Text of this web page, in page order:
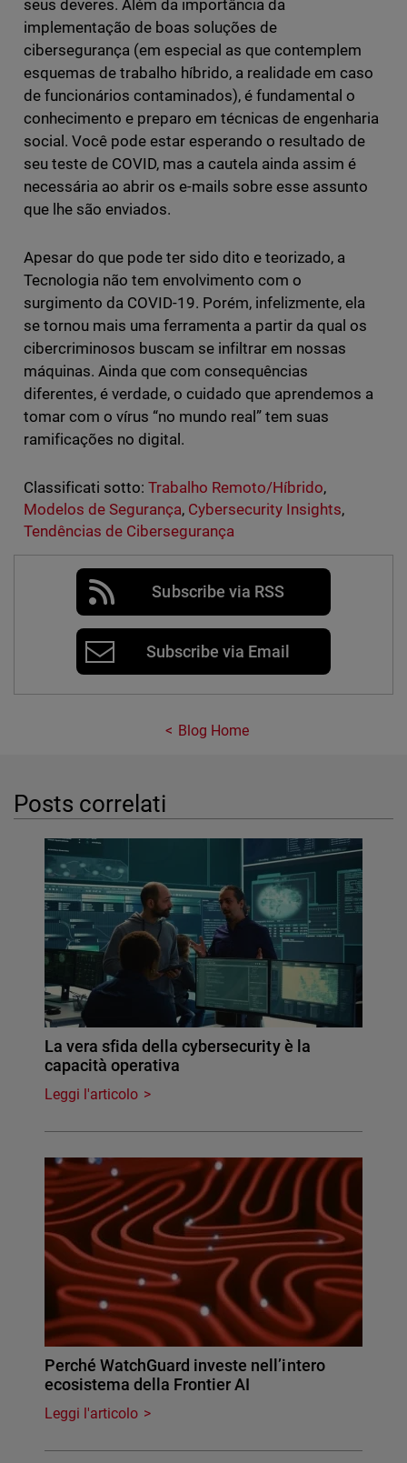
seus deveres. Além da importância da
implementação de boas soluções de
cibersegurança (em especial as que contemplem
esquemas de trabalho híbrido, a realidade em caso
de funcionários contaminados), é fundamental o
conhecimento e preparo em técnicas de engenharia
social. Você pode estar esperando o resultado de
seu teste de COVID, mas a cautela ainda assim é
necessária ao abrir os e-mails sobre esse assunto
que lhe são enviados.
Apesar do que pode ter sido dito e teorizado, a
Tecnologia não tem envolvimento com o
surgimento da COVID-19. Porém, infelizmente, ela
se tornou mais uma ferramenta a partir da qual os
cibercriminosos buscam se infiltrar em nossas
máquinas. Ainda que com consequências
diferentes, é verdade, o cuidado que aprendemos a
tomar com o vírus “no mundo real” tem suas
ramificações no digital.
Classificati sotto: Trabalho Remoto/Híbrido,
Modelos de Segurança, Cybersecurity Insights,
Tendências de Cibersegurança
Subscribe via RSS
Subscribe via Email
Blog Home
Posts correlati
La vera sfida della cybersecurity è la
capacità operativa
Leggi l'articolo
Perché WatchGuard investe nell’intero
ecosistema della Frontier AI
Leggi l'articolo